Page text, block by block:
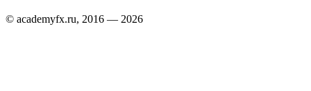
© academyfx.ru, 2016 — 2026